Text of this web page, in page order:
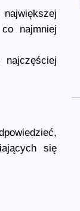
najmniej
się